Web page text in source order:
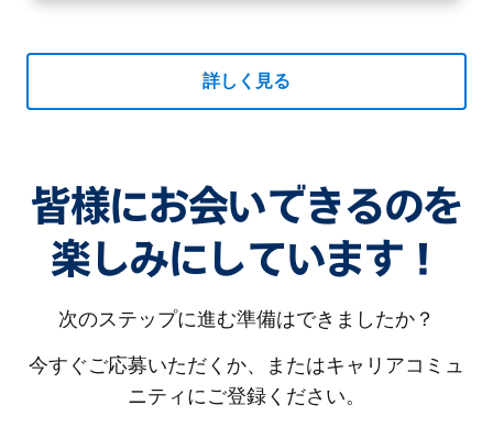
詳しく見る
皆様にお会いできるのを
楽しみにしています！
次のステップに進む準備はできましたか？
今すぐご応募いただくか、またはキャリアコミュ
ニティにご登録ください。